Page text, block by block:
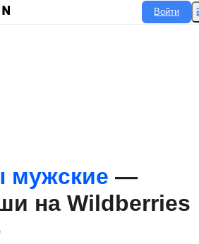
Войти
Войти
мужские —
на Wildberries